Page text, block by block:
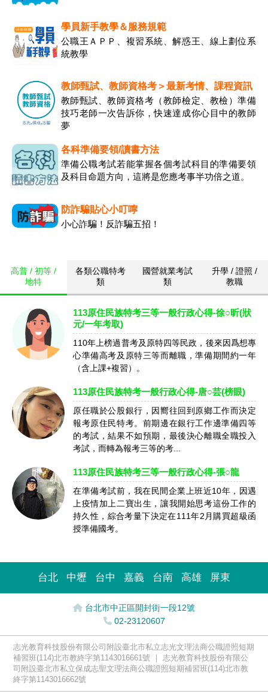
學員新手教學＆服務規範
公職王ＡＰＰ、複習系統、解惑王、線上劃位系
統教學
教師甄試、教師資格考＞最新考情、課程資訊
教師甄試、教師資格考（教師檢定、教檢）準備
技巧老師一次告訴你，快速達成你心目中的教師
夢
各科準備要領/讀書方法
準備公職考試若能掌握各個考試科目的準備要領
及科目命題方向，這將是您應考事半功倍之道。
防詐騙貼心小叮嚀
小心詐騙！反詐騙五招！
高普 / 初等 /
地特
各類公職特考
類
國營就業考試
類
升學 / 證照 /
教職
113原住民族特考三等一般行政心得-徐○昕(狀
元/一年考取)
110年上榜過普考及原特四等民政，後來因爲想專
心準備高考及原特三等而離職，準備期間約一年
（含上課+複習）。
113原住民族特考一般行政心得-唐○芸(榜眼)
原任職於公股銀行，因嚮往回到原鄉工作而決定
報考原住民特考。前期邊在銀行工作邊準備四等
的考試，結果不如預期，最後決心離職全職投入
考試，而轉為報考三等的考...
113原住民族特考三等一般行政心得-張○龍
在準備考試前，我在民間企業上班近10年，因遇
上疫情加上二寶出生，讓我開始思考這份工作的
持久性，綜合考量下決定在111年2月購買超級函
授準備國考。
台北 中壢 台中 嘉義 台南 高雄 屏東
台北市中正區開封街一段12號
02-23120607
志光教育科技股份有限公司附設臺北市私立志光文理法商公職證照短期
補習班(114)北市教終字第1143016661號 ｜ 志光教育科技股份有限公
司附設臺北市私立保成志聖文理法商公職證照短期補習班(114)北市教
終字第1143016662號